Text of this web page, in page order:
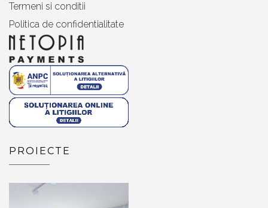
Termeni si conditii
Politica de confidentialitate
PROIECTE